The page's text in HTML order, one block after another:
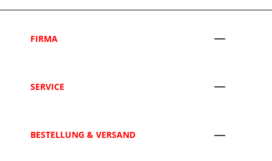
FIRMA
SERVICE
BESTELLUNG & VERSAND